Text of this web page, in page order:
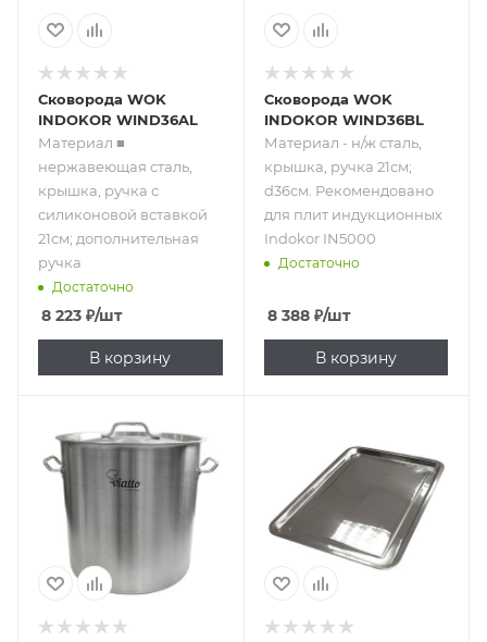
дополнительная
Сковорода WOK
INDOKOR WIND36AL
Материал ■
нержавеющая сталь,
крышка, ручка с
силиконовой вставкой
21см; дополнительная
ручка
Достаточно
8 223 ₽/шт
В корзину
Indokor IN5000
Сковорода WOK
INDOKOR WIND36BL
Материал - н/ж сталь,
крышка, ручка 21см;
d36см. Рекомендовано
для плит индукционных
Indokor IN5000
Достаточно
8 388₽/шт
В корзину
Подпись к товару
71.5 л